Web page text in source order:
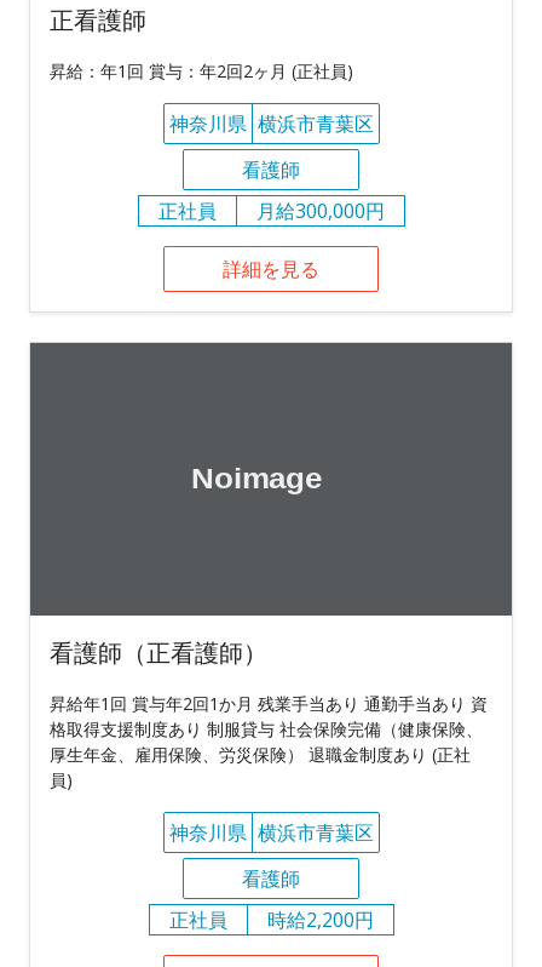
正看護師
昇給：年1回 賞与：年2回2ヶ月 (正社員)
神奈川県 横浜市青葉区
看護師
正社員
月給300,000円
詳細を見る
看護師（正看護師）
昇給年1回 賞与年2回1か月 残業手当あり 通勤手当あり 資
格取得支援制度あり 制服貸与 社会保険完備（健康保険、
厚生年金、雇用保険、労災保険） 退職金制度あり (正社
員)
神奈川県 横浜市青葉区
看護師
正社員
時給2,200円